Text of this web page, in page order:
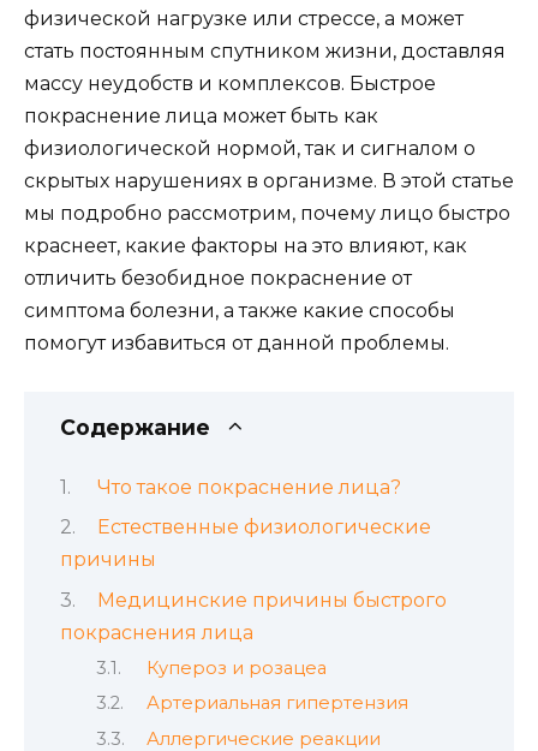
физической нагрузке или стрессе, а может
стать постоянным спутником жизни, доставляя
массу неудобств и комплексов. Быстрое
покраснение лица может быть как
физиологической нормой, так и сигналом о
скрытых нарушениях в организме. В этой статье
мы подробно рассмотрим, почему лицо быстро
краснеет, какие факторы на это влияют, как
отличить безобидное покраснение от
симптома болезни, а также какие способы
помогут избавиться от данной проблемы.
Содержание
Что такое покраснение лица?
Естественные физиологические
причины
Медицинские причины быстрого
покраснения лица
Купероз и розацеа
Артериальная гипертензия
Аллергические реакции